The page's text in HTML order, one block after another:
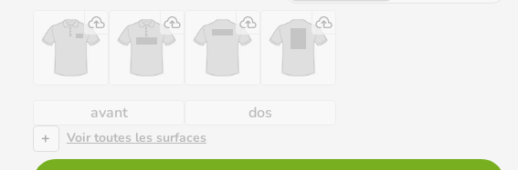
avant
dos
+
Voir toutes les surfaces